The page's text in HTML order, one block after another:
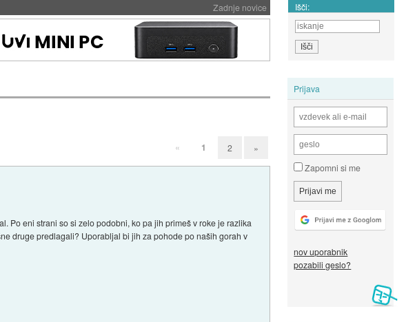
Zadnje novice Išči:
Prijava
Zapomni si me
nov uporabnik
pozabili geslo?
« 1 2 »
Po eni strani so si zelo podobni, ko pa jih primeš v roke je razlika
druge predlagali? Uporabljal bi jih za pohode po naših gorah v